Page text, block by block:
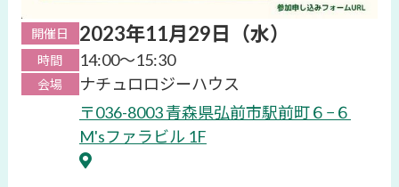
開催日 2023年11月29日（水）
時間 14:00〜15:30
会場
ナチュロロジーハウス
〒036-8003 青森県弘前市駅前町６−６
M'sファラビル 1F